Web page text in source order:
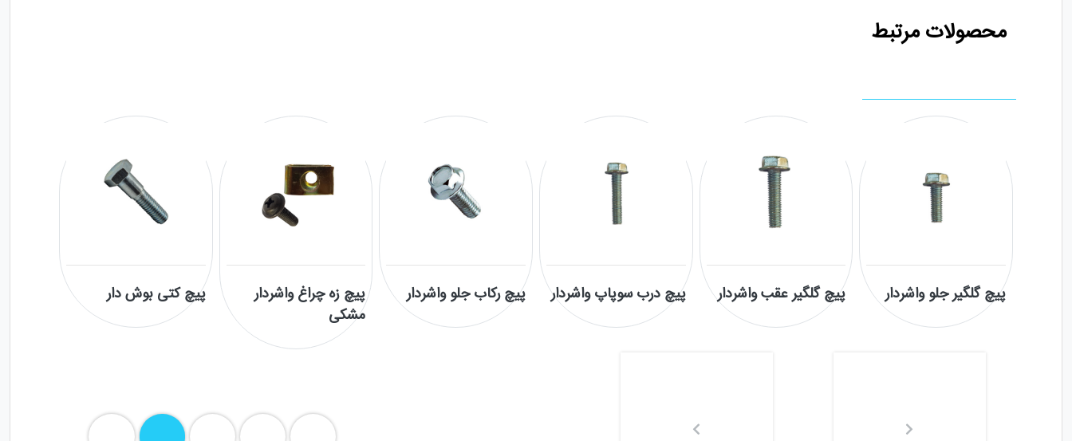
محصولات مرتبط
پیچ گلگیر جلو واشردار پیچ گلگیر عقب واشردار پیچ درب سوپاپ واشردار پیچ رکاب جلو واشردار
پیچ زه چراغ واشردار
مشکی
پیچ کتی بوش دار